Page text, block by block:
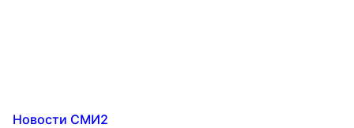
Новости СМИ2